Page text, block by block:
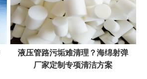
液压管路污垢难清理？海绵射弹
厂家定制专项清洁方案